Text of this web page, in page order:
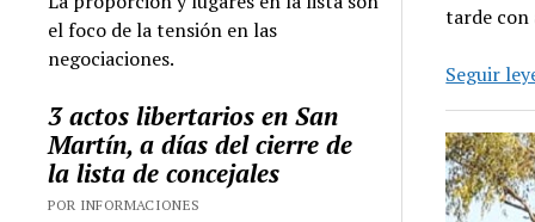
el foco de la tensión en las
negociaciones.
3 actos libertarios en San
Martín, a días del cierre de
la lista de concejales
POR INFORMACIONES
tarde con
Seguir